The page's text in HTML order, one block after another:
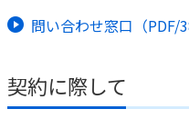
ご契約内容の確認
お客さまに関する情
これからのライフイ
健康情報
採用情報
English
問い合わせ窓口（PDF/
契約に際して